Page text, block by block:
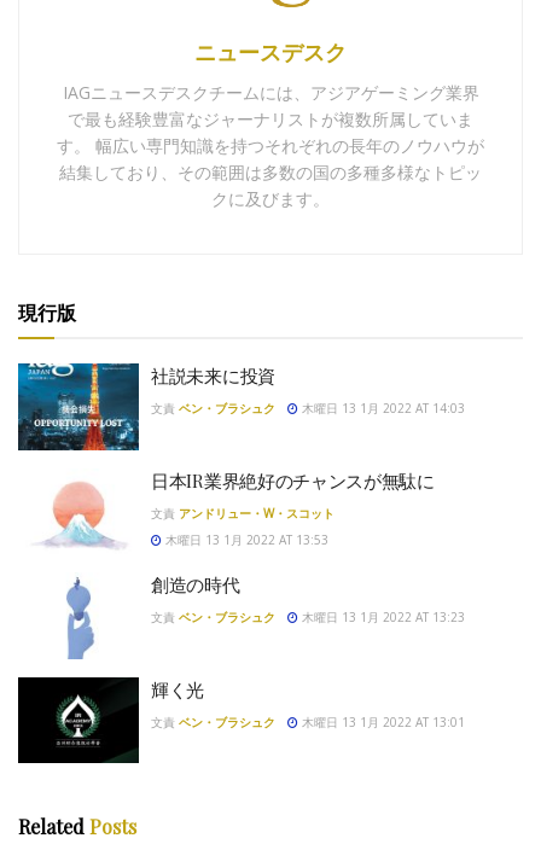
ニュースデスク
IAGニュースデスクチームには、アジアゲーミング業界
で最も経験豊富なジャーナリストが複数所属していま
す。 幅広い専門知識を持つそれぞれの長年のノウハウが
結集しており、その範囲は多数の国の多種多様なトピッ
クに及びます。
現行版
社説未来に投資
文責 ベン・ブラシュク 木曜日 13 1月 2022 AT 14:03
日本IR業界絶好のチャンスが無駄に
文責 アンドリュー・W・スコット
木曜日 13 1月 2022 AT 13:53
創造の時代
文責 ベン・ブラシュク 木曜日 13 1月 2022 AT 13:23
輝く光
文責 ベン・ブラシュク 木曜日 13 1月 2022 AT 13:01
Related Posts